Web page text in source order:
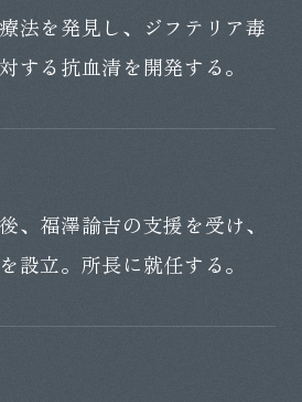
法を発見し、ジフテリア毒
する抗血清を開発する。
、福澤諭吉の支援を受け、
設立。所長に就任する。